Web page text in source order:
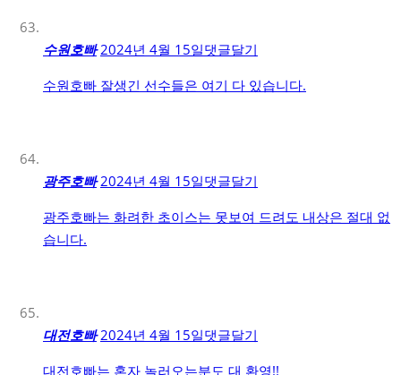
수원호빠 2024년 4월 15일댓글달기
수원호빠 잘생긴 선수들은 여기 다 있습니다.
광주호빠 2024년 4월 15일댓글달기
광주호빠는 화려한 초이스는 못보여 드려도 내상은 절대 없
습니다.
대전호빠 2024년 4월 15일댓글달기
대전호빠는 혼자 놀러오는분도 대 환영!!